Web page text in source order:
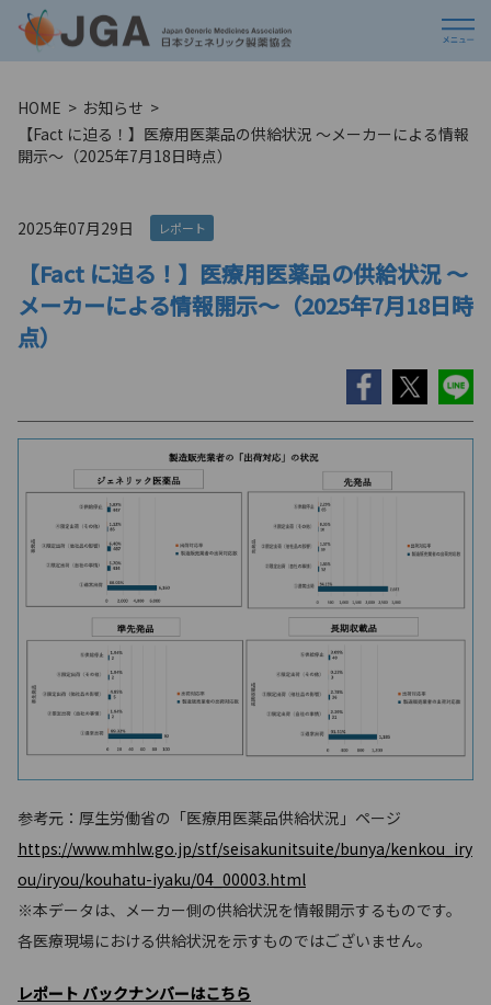
HOME
お知らせ
【Fact に迫る！】医療用医薬品の供給状況 ～メーカーによる情報
開示〜（2025年7月18日時点）
2025年07月29日 レポート
【Fact に迫る！】医療用医薬品の供給状況 ～
メーカーによる情報開示〜（2025年7月18日時
点）
参考元：厚生労働省の「医療用医薬品供給状況」ページ
https://www.mhlw.go.jp/stf/seisakunitsuite/bunya/kenkou_iry
ou/iryou/kouhatu-iyaku/04_00003.html
※本データは、メーカー側の供給状況を情報開示するものです。
各医療現場における供給状況を示すものではございません。
レポート バックナンバーはこちら